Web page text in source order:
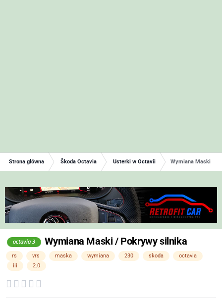
Strona główna Škoda Octavia Usterki w Octavii Wymiana Maski /
octavia 3 Wymiana Maski / Pokrywy silnika
rs vrs maska wymiana 230 skoda
octavia
iii
2.0